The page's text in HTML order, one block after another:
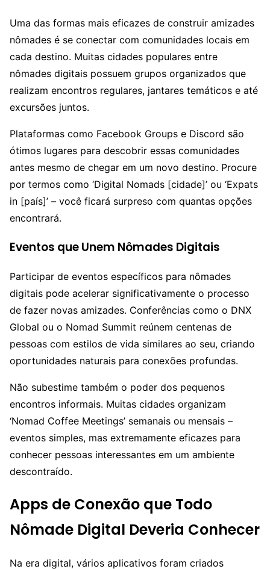
Uma das formas mais eficazes de construir amizades
nômades é se conectar com comunidades locais em
cada destino. Muitas cidades populares entre
nômades digitais possuem grupos organizados que
realizam encontros regulares, jantares temáticos e até
excursões juntos.
Plataformas como Facebook Groups e Discord são
ótimos lugares para descobrir essas comunidades
antes mesmo de chegar em um novo destino. Procure
por termos como ‘Digital Nomads [cidade]’ ou ‘Expats
in [país]’ – você ficará surpreso com quantas opções
encontrará.
Eventos que Unem Nômades Digitais
Participar de eventos específicos para nômades
digitais pode acelerar significativamente o processo
de fazer novas amizades. Conferências como o DNX
Global ou o Nomad Summit reúnem centenas de
pessoas com estilos de vida similares ao seu, criando
oportunidades naturais para conexões profundas.
Não subestime também o poder dos pequenos
encontros informais. Muitas cidades organizam
‘Nomad Coffee Meetings’ semanais ou mensais –
eventos simples, mas extremamente eficazes para
conhecer pessoas interessantes em um ambiente
descontraído.
Apps de Conexão que Todo
Nômade Digital Deveria Conhecer
Na era digital, vários aplicativos foram criados